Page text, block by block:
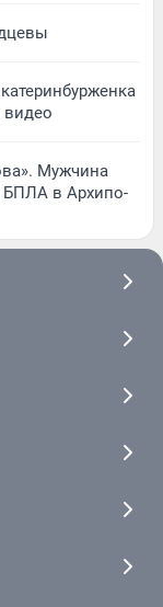
Мужчина
БПЛА в Архипо-